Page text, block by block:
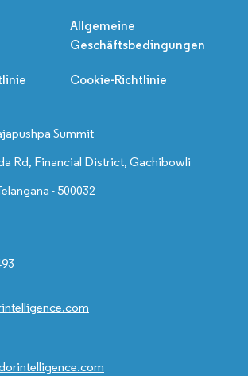
Allgemeine
Geschäftsbedingungen
Cookie-Richtlinie
Summit
Rd, Financial District, Gachibowli
- 500032